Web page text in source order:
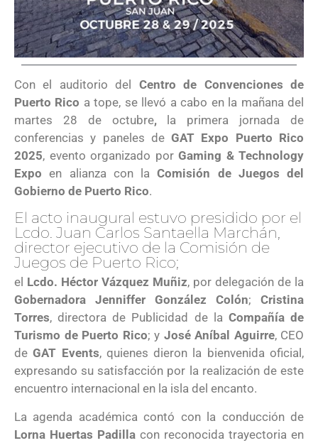
Con el auditorio del Centro de Convenciones de
Puerto Rico a tope, se llevó a cabo en la mañana del
martes 28 de octubre, la primera jornada de
conferencias y paneles deGAT Expo Puerto Rico
2025, evento organizado por Gaming & Technology
Expo en alianza con laComisión de Juegos del
Gobierno de Puerto Rico.
El acto inaugural estuvo presidido por el
Lcdo. Juan Carlos Santaella Marchán,
director ejecutivo de la Comisión de
Juegos de Puerto Rico;
el Lcdo. Héctor Vázquez Muñiz, por delegación de la
Gobernadora Jenniffer González Colón; Cristina
Torres, directora de Publicidad de la Compañía de
Turismo de Puerto Rico; y José Aníbal Aguirre, CEO
deGAT Events, quienes dieron la bienvenida oficial,
expresando su satisfacción por la realización de este
encuentro internacional en la isla del encanto.
La agenda académica contó con la conducción de
Lorna Huertas Padilla con reconocida trayectoria en